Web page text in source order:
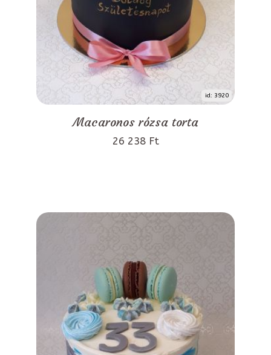
id: 3920
Macaronos rózsa torta
26 238 Ft